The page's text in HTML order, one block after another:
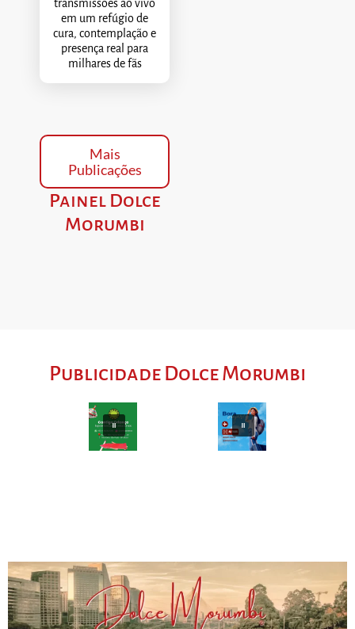
transmissões ao vivo
em um refúgio de
cura, contemplação e
presença real para
milhares de fãs
Mais
Publicações
Painel Dolce
Morumbi
Publicidade Dolce Morumbi